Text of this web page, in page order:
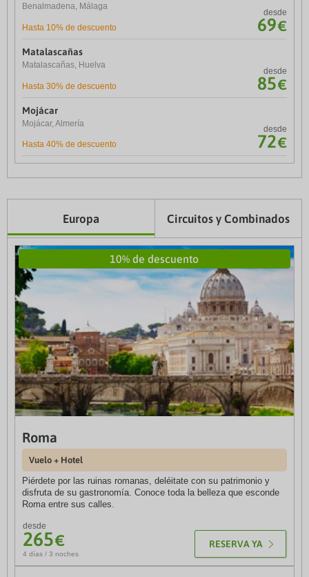
Benalmadena, Málaga
Hasta 10% de descuento
desde
69€
Matalascañas
Matalascañas, Huelva
Hasta 30% de descuento
desde
85€
Mojácar
Mojácar, Almería
Hasta 40% de descuento
desde
72€
Salou. España 69€
PortAventura Hotel Gold River
Salou. España
PortAventura Hotel Colorado Creek
Salou. España desde
Salou. España desde
56€
Europa Circuitos y Combinados
10% de descuento
Roma
Vuelo + Hotel
Piérdete por las ruinas romanas, deléitate con su patrimonio y
disfruta de su gastronomía. Conoce toda la belleza que esconde
Roma entre sus calles.
desde
265€
4 días / 3 noches
RESERVA YA
10% de descuento
Budapest y Praga
Vuelos y hoteles
Descubre Budapest y Praga a través de sus monumentos con
desplazamiento entre ciudades en avión.
274
7 días / 6 noches
RESERVA YA